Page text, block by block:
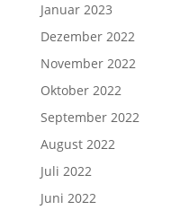
Januar 2023
Dezember 2022
November 2022
Oktober 2022
September 2022
August 2022
Juli 2022
Juni 2022